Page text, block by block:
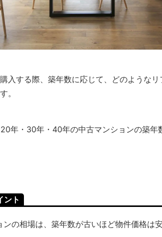
入する際、築年数に応じて、どのような
。
年・30年・40年の中古マンションの築
ント
ンの相場は、築年数が古いほど物件価格は